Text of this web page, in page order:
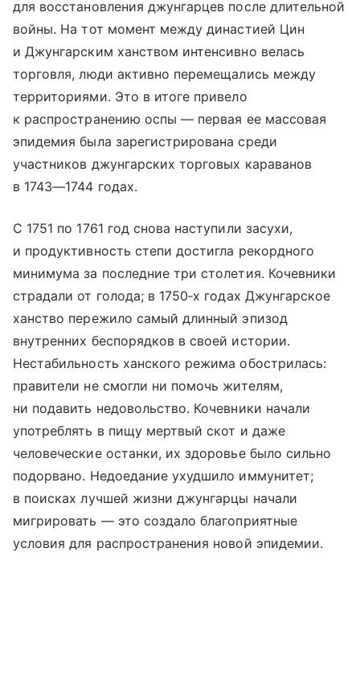
для восстановления джунгарцев после длительной
войны. На тот момент между династией Цин
и Джунгарским ханством интенсивно велась
торговля, люди активно перемещались между
территориями. Это в итоге привело
к распространению оспы — первая ее массовая
эпидемия была зарегистрирована среди
участников джунгарских торговых караванов
в 1743—1744 годах.
С 1751 по 1761 год снова наступили засухи,
и продуктивность степи достигла рекордного
минимума за последние три столетия. Кочевники
страдали от голода; в 1750‑х годах Джунгарское
ханство пережило самый длинный эпизод
внутренних беспорядков в своей истории.
Нестабильность ханского режима обострилась:
правители не смогли ни помочь жителям,
ни подавить недовольство. Кочевники начали
употреблять в пищу мертвый скот и даже
человеческие останки, их здоровье было сильно
подорвано. Недоедание ухудшило иммунитет;
в поисках лучшей жизни джунгарцы начали
мигрировать — это создало благоприятные
условия для распространения новой эпидемии.